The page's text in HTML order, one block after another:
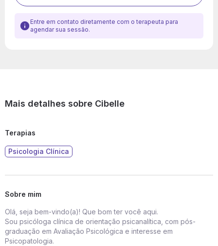
Entre em contato diretamente com o terapeuta para
agendar sua sessão.
Mais detalhes sobre Cibelle
Terapias
Psicologia Clínica
Sobre mim
Olá, seja bem-vindo(a)! Que bom ter você aqui.
Sou psicóloga clínica de orientação psicanalítica, com pós-
graduação em Avaliação Psicológica e interesse em
Psicopatologia.